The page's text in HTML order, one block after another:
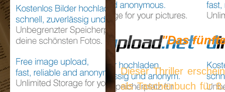
"Das
Dieser Thriller
als Taschenbuch für